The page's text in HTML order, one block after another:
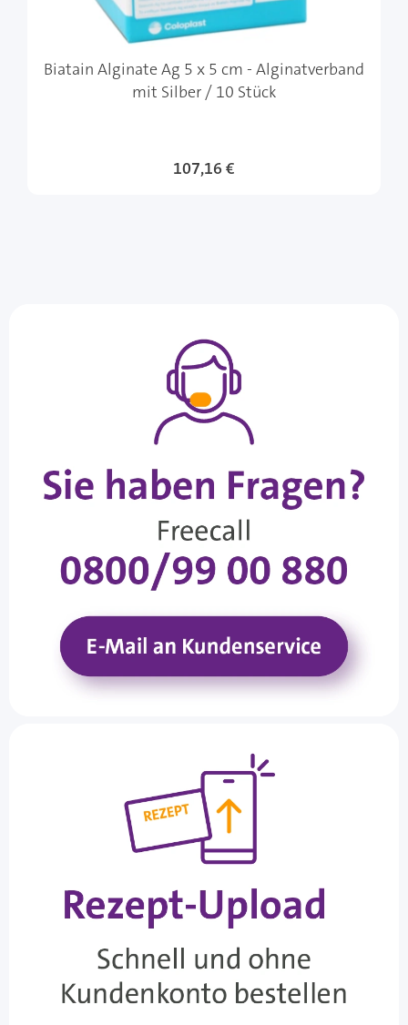
Biatain Alginate Ag 5 x 5 cm - Alginatverband
mit Silber / 10 Stück
107,16 €